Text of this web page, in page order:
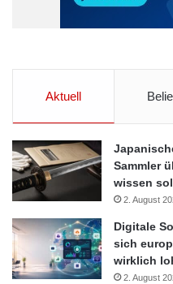
Aktuell
Sammler
wissen
2. August
Digitale
sich
wirklich
2. August